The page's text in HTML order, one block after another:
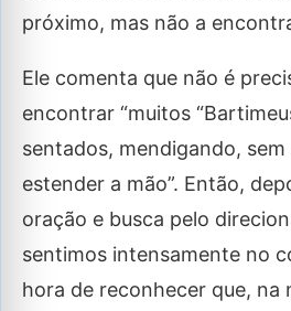
próximo, mas não a
Ele comenta que não é
encontrar “muitos
sentados, mendigando,
estender a mão”. Então,
oração e busca pelo
sentimos intensamente no
hora de reconhecer que, na